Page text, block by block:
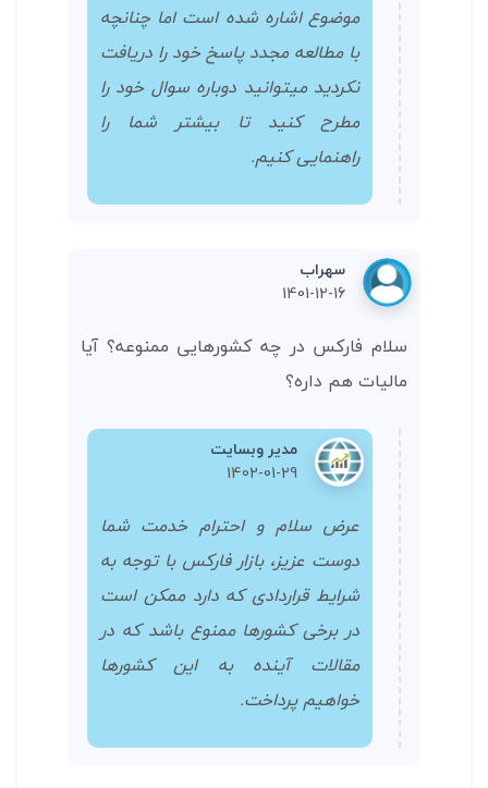
موضوع اشاره شده است اما چنانچه
با مطالعه مجدد پاسخ خود را دریافت
نکردید میتوانید دوباره سوال خود را
مطرح کنید تا بیشتر شما را
راهنمایی کنیم.
سهراب
1401-12-16
سلام فارکس در چه کشورهایی ممنوعه؟ آیا
مالیات هم داره؟
مدیر وبسایت
1402-01-29
عرض سلام و احترام خدمت شما
دوست عزیز، بازار فارکس با توجه به
شرایط قراردادی که دارد ممکن است
در برخی کشورها ممنوع باشد که در
مقالات آینده به این کشورها
خواهیم پرداخت.